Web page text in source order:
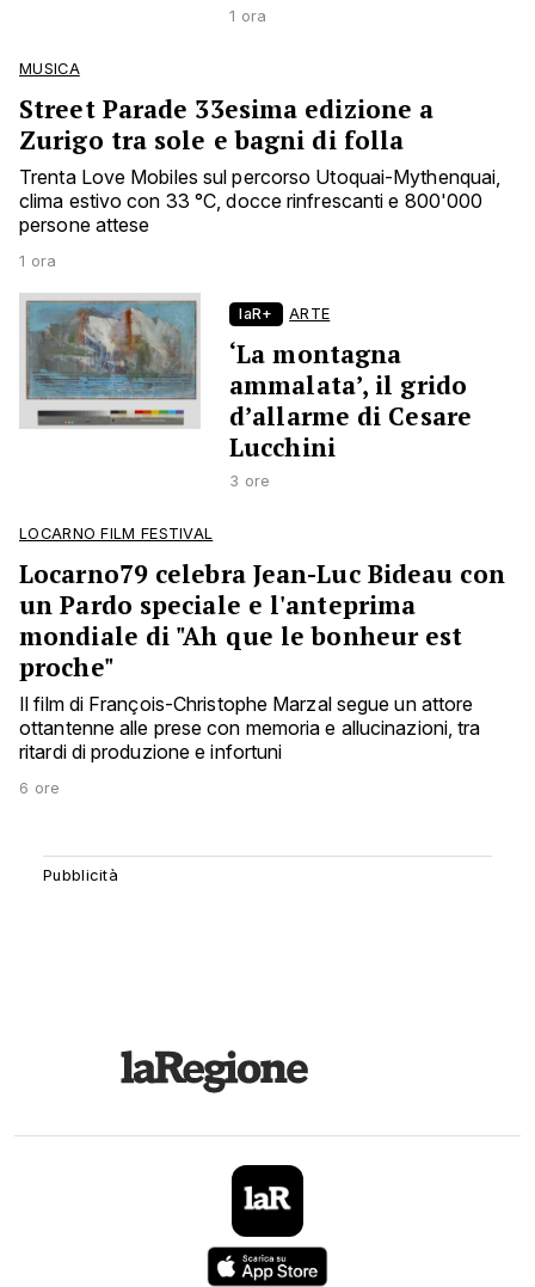
1 ora
MUSICA
Street Parade 33esima edizione a
Zurigo tra sole e bagni di folla
Trenta Love Mobiles sul percorso Utoquai-Mythenquai,
clima estivo con 33 °C, docce rinfrescanti e 800'000
persone attese
1 ora
laR+ ARTE
‘La montagna
ammalata’, il grido
d’allarme di Cesare
Lucchini
3 ore
LOCARNO FILM FESTIVAL
Locarno79 celebra Jean-Luc Bideau con
un Pardo speciale e l'anteprima
mondiale di "Ah que le bonheur est
proche"
Il film di François-Christophe Marzal segue un attore
ottantenne alle prese con memoria e allucinazioni, tra
ritardi di produzione e infortuni
6 ore